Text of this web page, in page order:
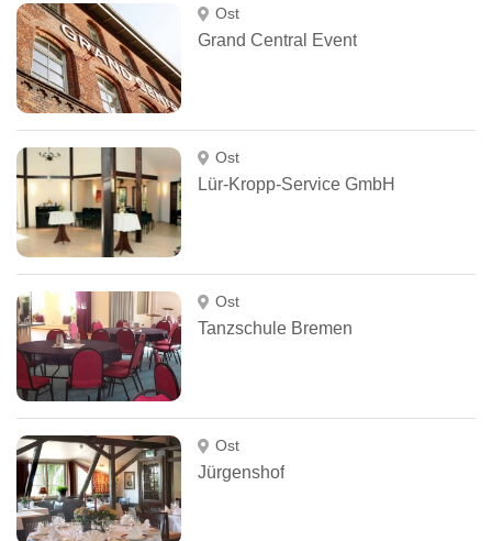
Ost
Grand Central Event
Ost
Lür-Kropp-Service GmbH
Ost
Tanzschule Bremen
Ost
Jürgenshof